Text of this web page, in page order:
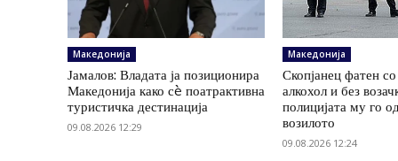
Македонија
Јамалов: Владата ја позиционира
Македонија како сè поатрактивна
туристичка дестинација
09.08.2026 12:29
Македонија
Скопјанец фатен
алкохол и без
полицијата му го
возилото
09.08.2026 12:24